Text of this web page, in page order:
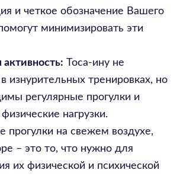
и четкое обозначение Вашего
минимизировать эти
Тоса-ину не
изнурительных тренировках, но
регулярные прогулки и
нагрузки.
прогулки на свежем воздухе,
– это то, что нужно для
их физической и психической